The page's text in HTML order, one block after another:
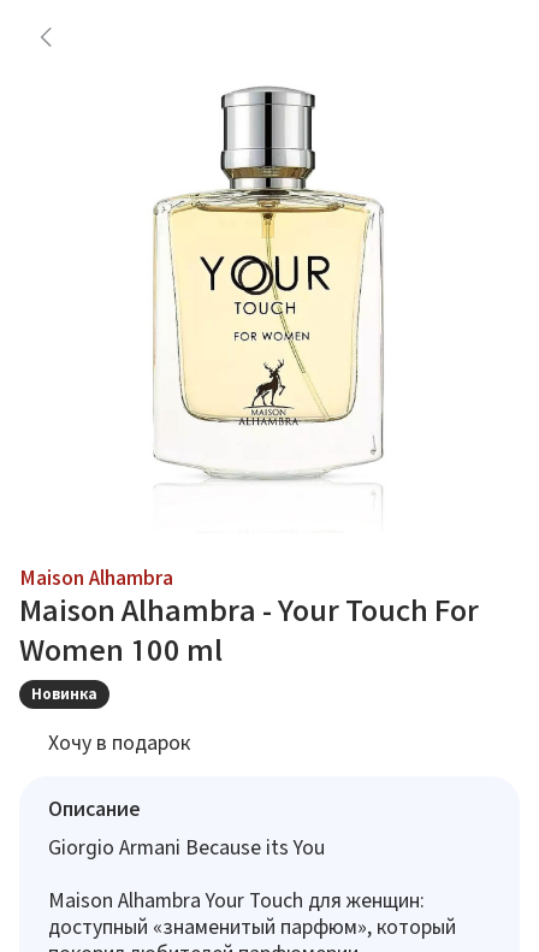
Maison Alhambra
Maison Alhambra - Your Touch For
Women 100 ml
Новинка
Хочу в подарок
Описание
Giorgio Armani Because its You
Maison Alhambra Your Touch для женщин:
доступный «знаменитый парфюм», который